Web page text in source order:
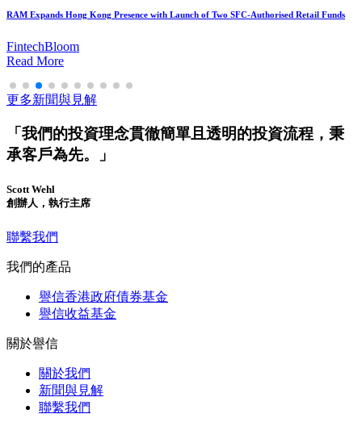
RAM Expands Hong Kong Presence with Launch of Two SFC-Authorised Retail Funds
FintechBloom
Read More
更多新聞與見解
「我們的投資理念貫徹簡單且透明的投資流程，秉
承客戶為先。」
Scott Wehl
創辦人，執行主席
聯繫我們
我們的產品
譽信香港政府債券基金
譽信收益基金
關於譽信
關於我們​
新聞與見解
聯繫我們